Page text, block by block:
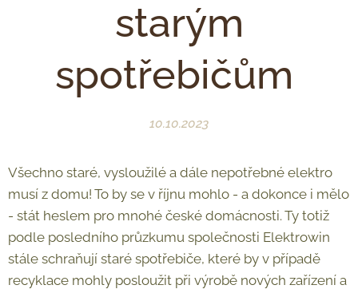
starým
spotřebičům
10.10.2023
Všechno staré, vysloužilé a dále nepotřebné elektro
musí z domu! To by se v říjnu mohlo - a dokonce i mělo
- stát heslem pro mnohé české domácnosti. Ty totiž
podle posledního průzkumu společnosti Elektrowin
stále schraňují staré spotřebiče, které by v případě
recyklace mohly posloužit při výrobě nových zařízení a